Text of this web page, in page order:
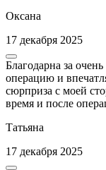
Оксана
17 декабря 2025
Благодарна за
операцию и
сюрприза с моей
время и после
Татьяна
17 декабря 2025